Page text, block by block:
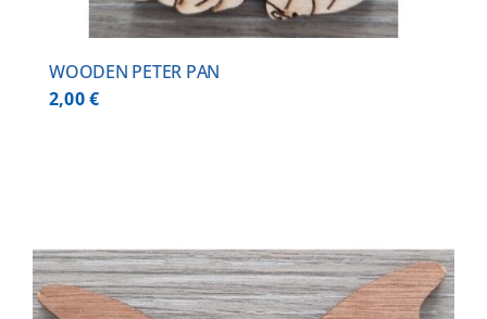
WOODEN PETER PAN
2,00€